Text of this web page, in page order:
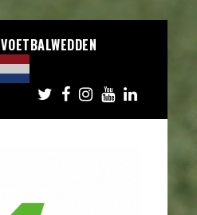
VOETBALWEDDEN